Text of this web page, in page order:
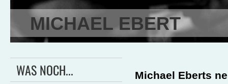
MICHAEL EBERT
WAS NOCH...
Michael Eberts